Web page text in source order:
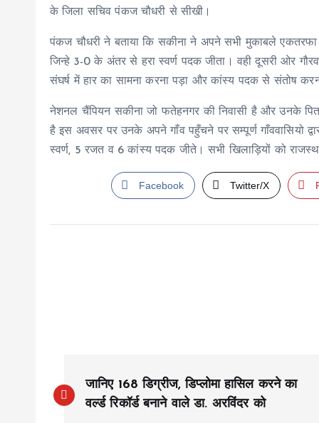
के जिला सचिव पंकज चौधरी से सीखी।
पंकज चौधरी ने बताया कि सकीना ने अपने सभी मुकाबले
जिन्हे 3-0 के अंतर से हरा स्वर्ण पदक जीता। वही दूसरी ओर
संघर्ष में हार का सामना करना पड़ा और कांस्य पदक से संतोष
नेशनल चैंपियन सकीना जो फतेहनगर की निवासी है और उनके
है इस अवसर पर उनके अपने गाँव पहुँचने पर सम्पूर्ण गाँववासियो
स्वर्ण, 5 रजत व 6 कांस्य पदक जीते। सभी खिलाड़ियों को
Facebook Twitter/X
o
जानिए 168 डिग्रीज, डिप्लोमा हासिल करने का
वर्ल्ड रिकॉर्ड बनाने वाले डा. अरविंदर को